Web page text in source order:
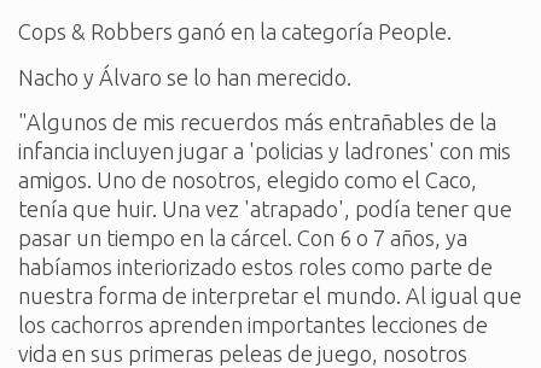
Cops & Robbers ganó en la categoría People.
Nacho y Álvaro se lo han merecido.
"Algunos de mis recuerdos más entrañables de la
infancia incluyen jugar a 'policias y ladrones' con mis
amigos. Uno de nosotros, elegido como el Caco,
tenía que huir. Una vez 'atrapado', podía tener que
pasar un tiempo en la cárcel. Con 6 o 7 años, ya
habíamos interiorizado estos roles como parte de
nuestra forma de interpretar el mundo. Al igual que
los cachorros aprenden importantes lecciones de
vida en sus primeras peleas de juego, nosotros